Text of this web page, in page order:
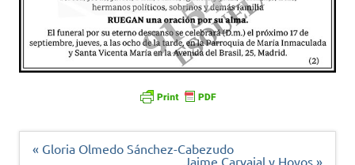
Navegación
« Gloria Olmedo Sánchez-Cabezudo
Jaime Carvajal y Hoyos »